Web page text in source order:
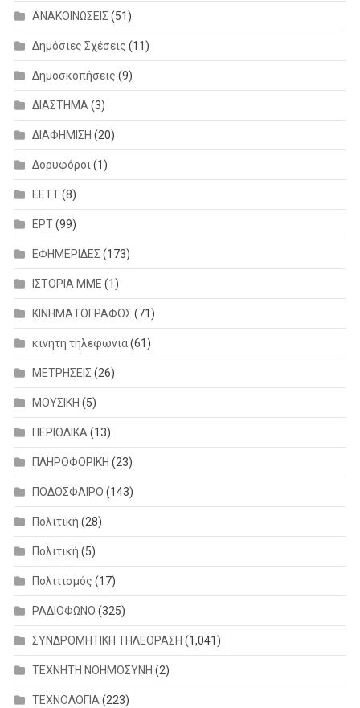
ΑΝΑΚΟΙΝΩΣΕΙΣ (51)
Δημόσιες Σχέσεις (11)
Δημοσκοπήσεις (9)
ΔΙΑΣΤΗΜΑ (3)
ΔΙΑΦΗΜΙΣΗ (20)
Δορυφόροι (1)
ΕΕΤΤ(8)
ΕΡΤ(99)
ΕΦΗΜΕΡΙΔΕΣ (173)
ΙΣΤΟΡΙΑ ΜΜΕ (1)
ΚΙΝΗΜΑΤΟΓΡΑΦΟΣ (71)
κινητη τηλεφωνια(61)
ΜΕΤΡΗΣΕΙΣ (26)
ΜΟΥΣΙΚΗ (5)
ΠΕΡΙΟΔΙΚΑ (13)
ΠΛΗΡΟΦΟΡΙΚΗ (23)
ΠΟΔΟΣΦΑΙΡΟ (143)
Πολιτική (28)
Πολιτική (5)
Πολιτισμός (17)
ΡΑΔΙΟΦΩΝΟ (325)
ΣΥΝΔΡΟΜΗΤΙΚΗ ΤΗΛΕΟΡΑΣΗ (1,041)
ΤΕΧΝΗΤΗ ΝΟΗΜΟΣΥΝΗ (2)
ΤΕΧΝΟΛΟΓΙΑ (223)